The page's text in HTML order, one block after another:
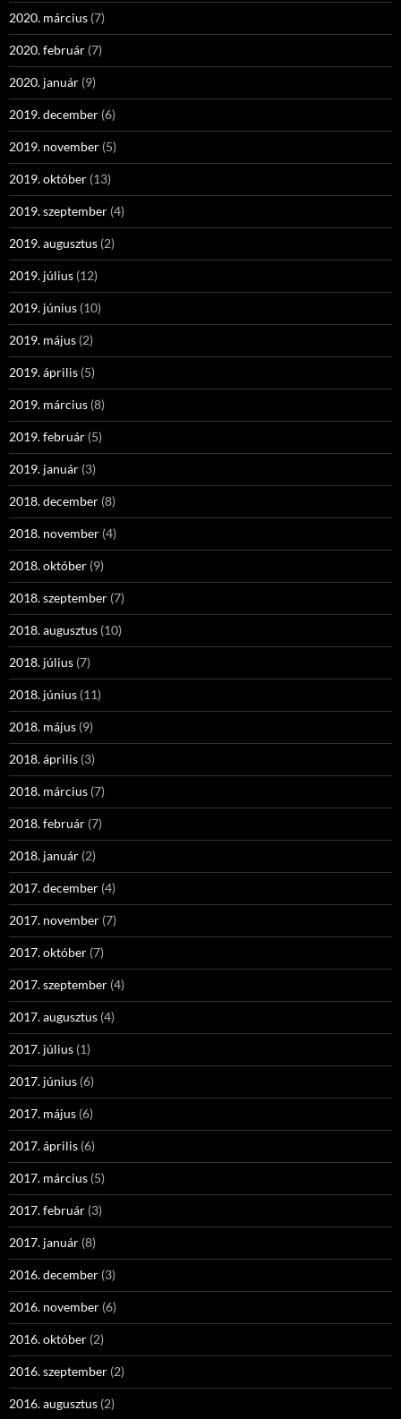
2020. március (7)
2020. február (7)
2020. január (9)
2019. december (6)
2019. november (5)
2019. október (13)
2019. szeptember (4)
2019. augusztus (2)
2019. július (12)
2019. június (10)
2019. május (2)
2019. április (5)
2019. március (8)
2019. február (5)
2019. január (3)
2018. december (8)
2018. november (4)
2018. október (9)
2018. szeptember (7)
2018. augusztus (10)
2018. július (7)
2018. június (11)
2018. május (9)
2018. április (3)
2018. március (7)
2018. február (7)
2018. január (2)
2017. december (4)
2017. november (7)
2017. október (7)
2017. szeptember (4)
2017. augusztus (4)
2017. július (1)
2017. június (6)
2017. május (6)
2017. április (6)
2017. március (5)
2017. február (3)
2017. január (8)
2016. december (3)
2016. november (6)
2016. október (2)
2016. szeptember (2)
2016. augusztus (2)